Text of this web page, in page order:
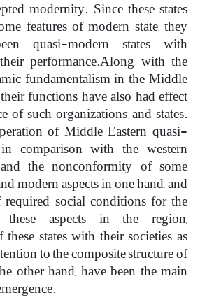
modernity. Since these states
features of modern state, they
quasi-modern states with
performance.Along with the
fundamentalism in the Middle
functions have also had effect
of such organizations and states.
of Middle Eastern quasi-
comparison with the western
the nonconformity of some
modern aspects in one hand, and
required social conditions for the
these aspects in the region,
states with their societies as
to the composite structure of
other hand, have been the main